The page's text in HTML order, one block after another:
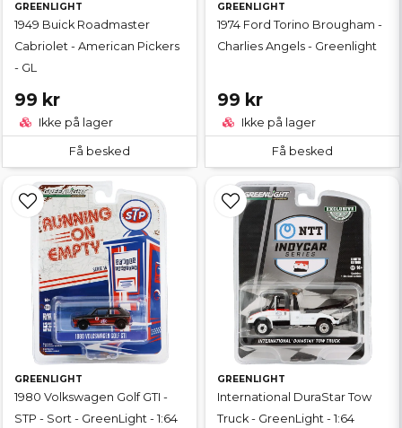
GREENLIGHT
1949 Buick Roadmaster
Cabriolet - American Pickers
- GL
99 kr
Ikke på lager
Få besked
GREENLIGHT
1974 Ford Torino Brougham -
Charlies Angels - Greenlight
99 kr
Ikke på lager
Få besked
GREENLIGHT
1980 Volkswagen Golf GTI -
STP - Sort - GreenLight - 1:64
GREENLIGHT
International DuraStar Tow
Truck - GreenLight - 1:64